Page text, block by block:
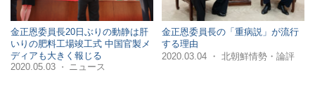
金正恩委員長20日ぶりの動静は肝
いりの肥料工場竣工式 中国官製メ
ディアも大きく報じる
2020.05.03
・ ニュース
金正恩委員長の「重病説」が流行
する理由
2020.03.04 ・北朝鮮情勢・論評